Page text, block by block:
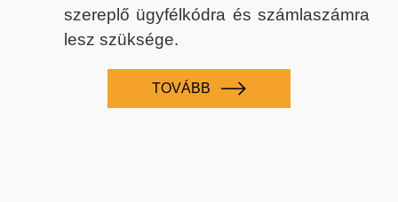
szereplő ügyfélkódra és számlaszámra
lesz szüksége.
TOVÁBB